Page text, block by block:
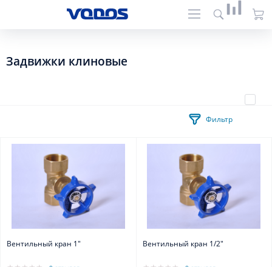
Задвижки клиновые
Фильтр
Вентильный кран 1" Вентильный кран 1/2"